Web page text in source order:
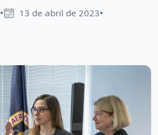
• 13 de abril de 2023•